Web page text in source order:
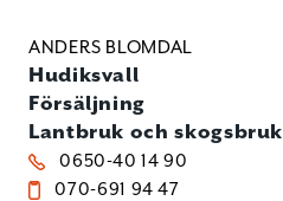
ANDERS BLOMDAL
Hudiksvall
Försäljning
Lantbruk och skogsbruk
0650-40 14 90
070-691 94 47